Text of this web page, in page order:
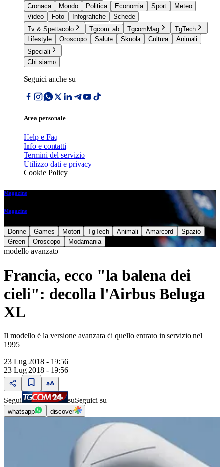
Cronaca
Mondo Politica Economia Sport
Meteo
Video
Foto Infografiche
Schede
Tv & Spettacolo
TgcomLab TgcomMag
TgTech
Lifestyle
Oroscopo Salute Skuola Cultura
Animali
Speciali
Chi siamo
Seguici anche su
Area personale
Help e Faq
Info e contatti
Termini del servizio
Utilizzo dati e privacy
Cookie Policy
Magazine
Magazine
Donne Games Motori TgTech Animali Amarcord
Spazio
Green
Oroscopo Modamania
modello avanzato
Francia, ecco "la balena dei
cieli": decolla l'Airbus Beluga
XL
Il modello è la versione avanzata di quello entrato in servizio nel
1995
23 Lug 2018 - 19:56
23 Lug 2018 - 19:56
Segui suSeguici su
whatsapp discover